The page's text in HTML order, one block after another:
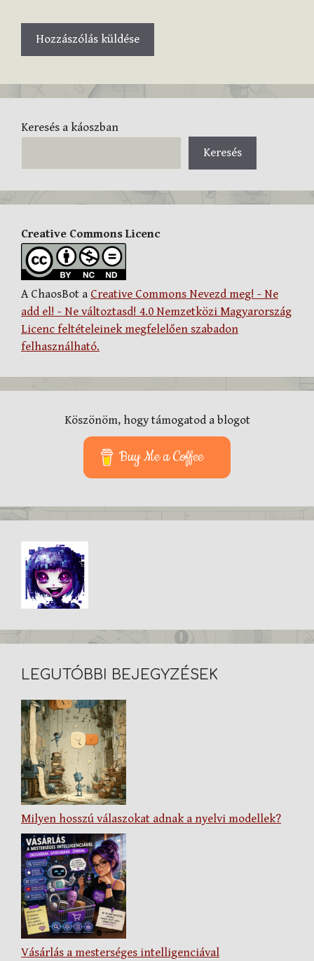
Keresés a káoszban
Keresés
Creative Commons Licenc
A ChaosBot a Creative Commons Nevezd meg! - Ne
add el! - Ne változtasd! 4.0 Nemzetközi Magyarország
Licenc feltételeinek megfelelően szabadon
felhasználható.
Köszönöm, hogy támogatod a blogot
Buy Me a Coffee
LEGUTÓBBI BEJEGYZÉSEK
Milyen hosszú válaszokat adnak a nyelvi modellek?
Vásárlás a mesterséges intelligenciával